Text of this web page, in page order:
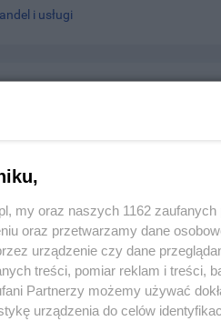
i usługi
55, 83-110 Tczew
my oraz naszych 1162
oraz przetwarzamy dane
urządzenie czy dane
treści, pomiar reklam i treści,
Partnerzy możemy używać
urządzenia do celów